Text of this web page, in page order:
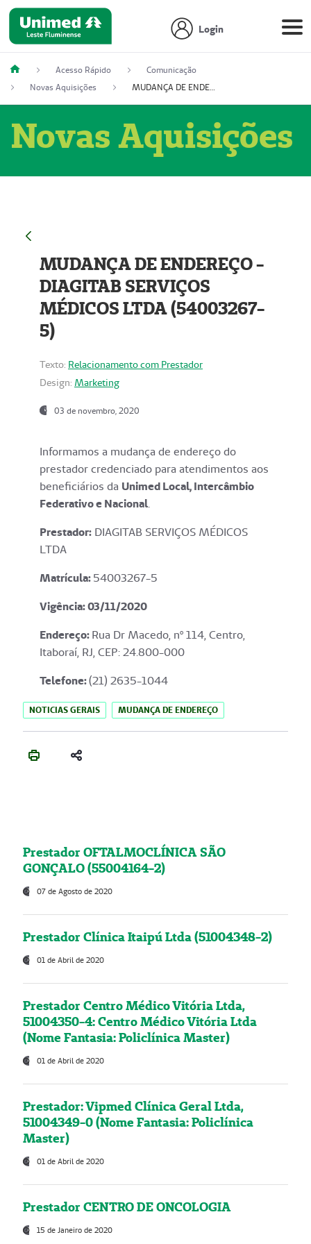
Login
Acesso Rápido
Comunicação
Novas Aquisições
MUDANÇA DE ENDEREÇO - DIAGITAB SERVIÇOS MÉDICOS LTDA (54003267-5)
Novas Aquisições
MUDANÇA DE ENDEREÇO -
DIAGITAB SERVIÇOS
MÉDICOS LTDA (54003267-
5)
Texto: Relacionamento com Prestador
Design: Marketing
03 de novembro, 2020
Informamos a mudança de endereço do
prestador credenciado para atendimentos aos
beneficiários da Unimed Local, Intercâmbio
Federativo e Nacional.
Prestador: DIAGITAB SERVIÇOS MÉDICOS
LTDA
Matrícula:54003267-5
Vigência: 03/11/2020
Endereço:Rua Dr Macedo, nº 114, Centro,
Itaboraí, RJ, CEP: 24.800-000
Telefone:(21) 2635-1044
NOTICIAS GERAIS MUDANÇA DE ENDEREÇO
Prestador OFTALMOCLÍNICA SÃO
GONÇALO (55004164-2)
07 de Agosto de 2020
Prestador Clínica Itaipú Ltda (51004348-2)
01 de Abril de 2020
Prestador Centro Médico Vitória Ltda,
51004350-4: Centro Médico Vitória Ltda
(Nome Fantasia: Policlínica Master)
01 de Abril de 2020
Prestador: Vipmed Clínica Geral Ltda,
51004349-0 (Nome Fantasia: Policlínica
Master)
01 de Abril de 2020
Prestador CENTRO DE ONCOLOGIA
15 de Janeiro de 2020